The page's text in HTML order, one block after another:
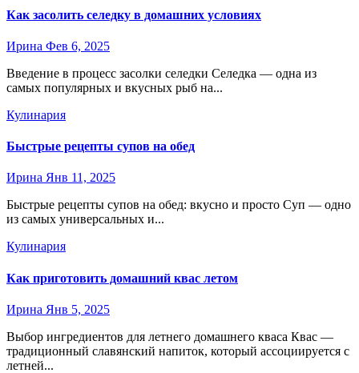
Как засолить селедку в домашних условиях
Ирина Фев 6, 2025
Введение в процесс засолки селедки Селедка — одна из
самых популярных и вкусных рыб на...
Кулинария
Быстрые рецепты супов на обед
Ирина Янв 11, 2025
Быстрые рецепты супов на обед: вкусно и просто Суп — одно
из самых универсальных и...
Кулинария
Как приготовить домашний квас летом
Ирина Янв 5, 2025
Выбор ингредиентов для летнего домашнего кваса Квас —
традиционный славянский напиток, который ассоциируется с
летней...